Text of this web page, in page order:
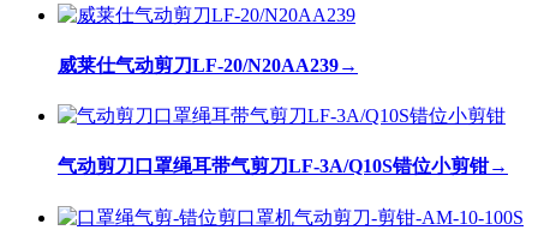
威莱仕气动剪刀LF-20/N20AA239→
气动剪刀口罩绳耳带气剪刀LF-3A/Q10S错位小剪钳→